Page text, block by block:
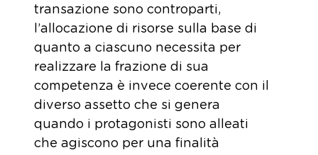
transazione sono controparti,
l’allocazione di risorse sulla base di
quanto a ciascuno necessita per
realizzare la frazione di sua
competenza è invece coerente con il
diverso assetto che si genera
quando i protagonisti sono alleati
che agiscono per una finalità